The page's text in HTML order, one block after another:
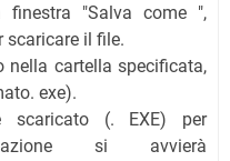
finestra "Salva come ",
scaricare il file.
nella cartella specificata,
exe).
(. EXE) per
si avvierà